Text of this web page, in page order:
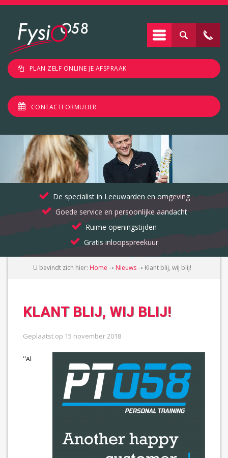
PLAN ZELF ONLINE JE AFSPRAAK
CONTACTFORMULIER
De specialist in Leeuwarden en omgeving
Goede service en persoonlijke aandacht
Ruime openingstijden
Gratis inloopspreekuur
U bevindt zich hier: Home ➝ Nieuws ➝ Klant blij, wij blij!
KLANT BLIJ, WIJ BLIJ!
Geplaatst op 15 november 2018
‘’Al